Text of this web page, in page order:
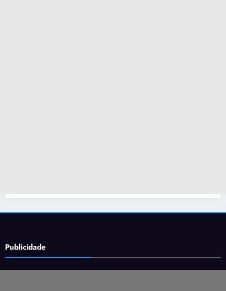
Publicidade